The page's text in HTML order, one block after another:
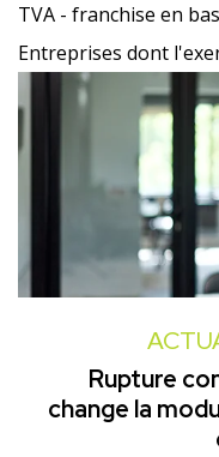
TVA - franchise en
Entreprises dont
Rupture
change la